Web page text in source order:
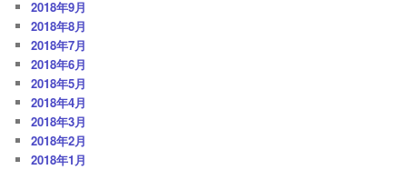
2018年9月
2018年8月
2018年7月
2018年6月
2018年5月
2018年4月
2018年3月
2018年2月
2018年1月